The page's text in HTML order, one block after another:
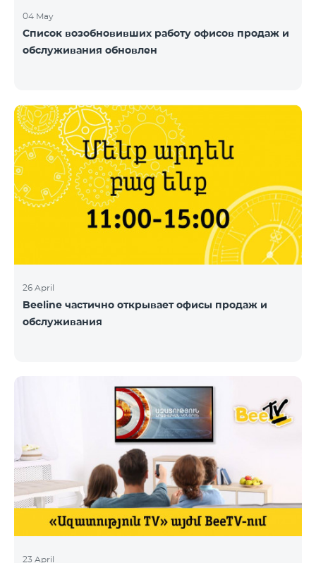
04 May
Список возобновивших работу офисов продаж и
обслуживания обновлен
26 April
Beeline частично открывает офисы продаж и
обслуживания
23 April